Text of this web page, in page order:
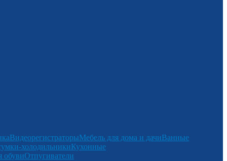
ВидеорегистраторыМебель для дома и дачиВанные
холодильникиКухонные
обувиОтпугиватели